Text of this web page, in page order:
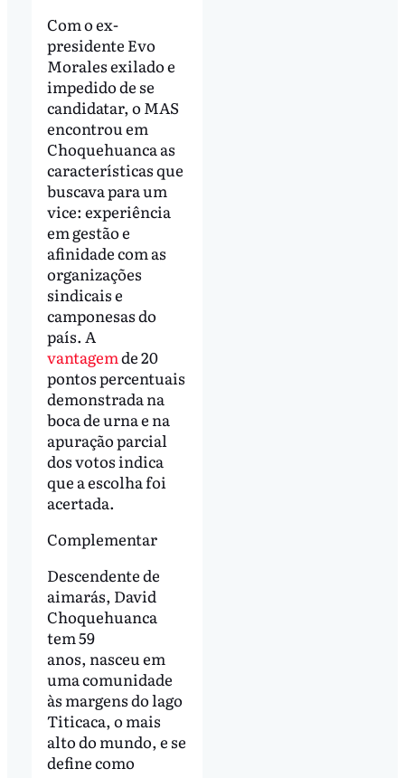
Com o ex-
presidente Evo
Morales exilado e
impedido de se
candidatar, o MAS
encontrou em
Choquehuanca as
características que
buscava para um
vice: experiência
em gestão e
afinidade com as
organizações
sindicais e
camponesas do
país. A
vantagemde 20
pontos percentuais
demonstrada na
boca de urna e na
apuração parcial
dos votos indica
que a escolha foi
acertada.
Complementar
Descendente de
aimarás, David
Choquehuanca
tem 59
anos, nasceu em
uma comunidade
às margens do lago
Titicaca, o mais
alto do mundo, e se
define como